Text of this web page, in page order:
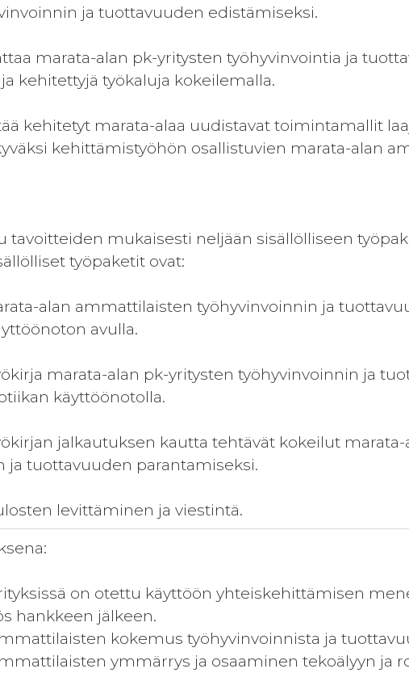
ja tuottavuuden edistämiseksi.
marata-alan pk-yritysten työhyvinvointia ja
kehitettyjä työkaluja kokeilemalla.
kehitetyt marata-alaa uudistavat toimintamallit
kehittämistyöhön osallistuvien marata-alan
tavoitteiden mukaisesti neljään sisällölliseen
työpaketit ovat:
alan ammattilaisten työhyvinvoinnin ja
avulla.
marata-alan pk-yritysten työhyvinvoinnin ja
käyttöönotolla.
jalkautuksen kautta tehtävät kokeilut marata-
ja tuottavuuden parantamiseksi.
levittäminen ja viestintä.
on otettu käyttöön yhteiskehittämisen
hankkeen jälkeen.
kokemus työhyvinvoinnista ja
ymmärrys ja osaaminen tekoälyyn ja